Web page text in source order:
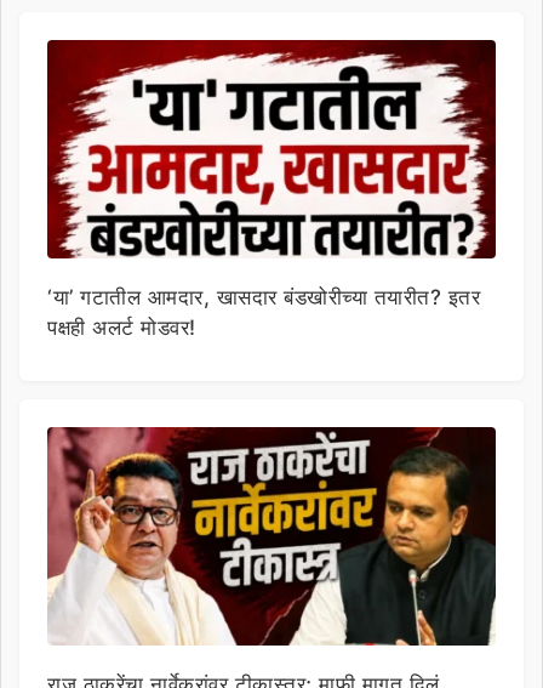
‘या’ गटातील आमदार, खासदार बंडखोरीच्या तयारीत? इतर
पक्षही अलर्ट मोडवर!